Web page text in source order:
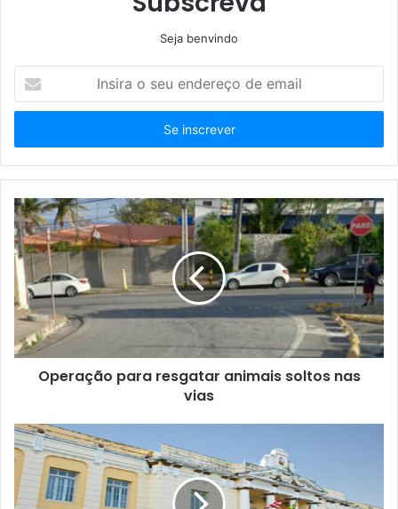
Seja benvindo
seu
de
email
Operação para resgatar animais soltos nas
vias